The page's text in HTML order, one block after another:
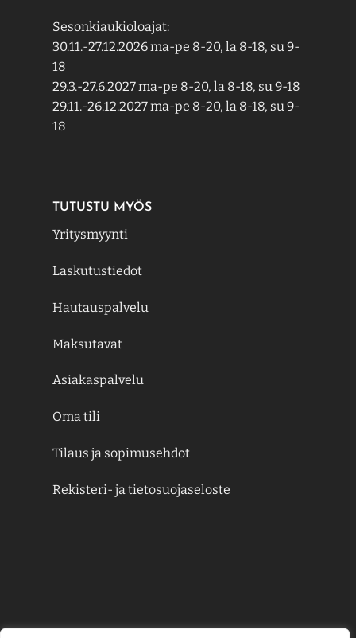
Sesonkiaukioloajat:
30.11.-27.12.2026 ma-pe 8-20, la 8-18, su 9-
18
29.3.-27.6.2027 ma-pe 8-20, la 8-18, su 9-18
29.11.-26.12.2027 ma-pe 8-20, la 8-18, su 9-
18
TUTUSTU MYÖS
Yritysmyynti
Laskutustiedot
Hautauspalvelu
Maksutavat
Asiakaspalvelu
Oma tili
Tilaus ja sopimusehdot
Rekisteri- ja tietosuojaseloste